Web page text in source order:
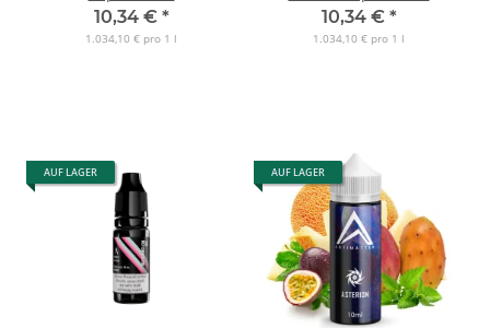
10,34 € *
1.034,10 € pro 1 l
10,34 € *
1.034,10 € pro 1 l
AUF LAGER AUF LAGER